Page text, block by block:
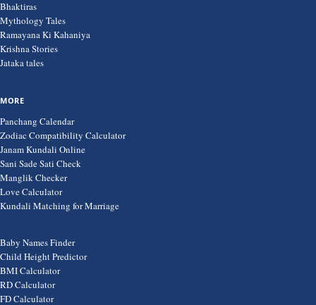
Bhaktiras
Mythology Tales
Ramayana Ki Kahaniya
Krishna Stories
Jataka tales
MORE
Panchang Calendar
Zodiac Compatibility Calculator
Janam Kundali Online
Sani Sade Sati Check
Manglik Checker
Love Calculator
Kundali Matching for Marriage
Baby Names Finder
Child Height Predictor
BMI Calculator
RD Calculator
FD Calculator